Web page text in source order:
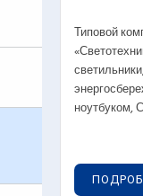
—
—
—
—
—
Типовой